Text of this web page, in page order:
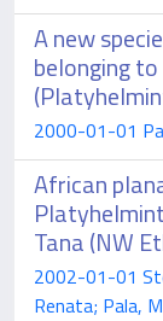
A new
belonging
2000-01-01
African
Tana (NW
2002-01-01
Renata; Pala,